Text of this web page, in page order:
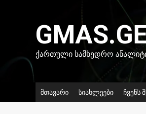
ᲥᲐᲠᲗᲣᲚᲘ ᲡᲐᲛᲮᲔᲓᲠᲝ
მთავარი სიახლეები ჩვენს